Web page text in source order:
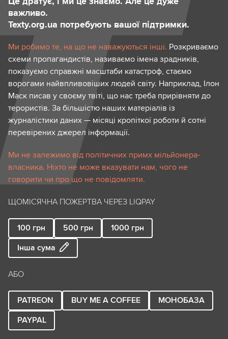
важливо.
Texty.org.ua потребують вашої підтримки.
Ми робимо те, на що не наважуються інші. Розкриваємо
схеми пропагандистів, називаємо імена зрадників,
показуємо справжні масштаби катастроф, стаємо
ворогами найвпливовіших людей світу. Наприклад, Ілон
Маск писав у своєму твіті, що нас треба прирівняти до
терористів. За більшістю наших матеріалів із
журналістики даних — місяці кропіткої роботи й сотні
перевірених джерел інформації.
Ми не залежимо від політичних примх мільйонера-
власника. Ніхто не може вказувати нам, чого не
говорити чи про що не повідомляти.
ЩОМІСЯЧНА ПОЖЕРТВА ЧЕРЕЗ LIQPAY
100 грн 500 грн 1000 грн
Інша сума
АБО
PATREON BUY ME A COFFEE
МОНОБАЗА
PAYPAL